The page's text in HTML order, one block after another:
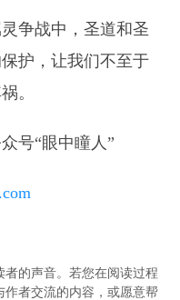
争战中，圣道和圣
护，让我们不至于
。
号“眼中瞳人”
的声音。若您在阅读过程
者交流的内容，或愿意帮